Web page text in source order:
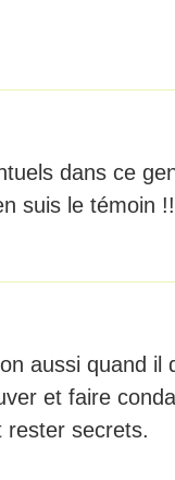
dans ce
suis le témoin
aussi quand il
et faire
rester secrets.